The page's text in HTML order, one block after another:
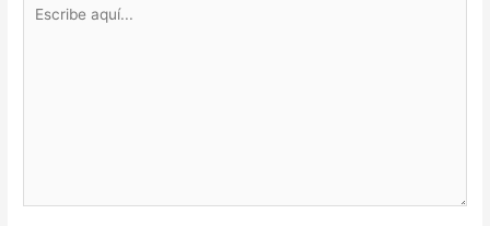
aquí...